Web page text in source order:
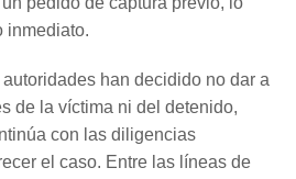
inmediato.
han decidido no dar a
de la víctima ni del detenido,
con las diligencias
el caso. Entre las líneas de